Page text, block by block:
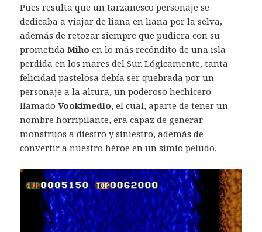
Pues resulta que un tarzanesco personaje se
dedicaba a viajar de liana en liana por la selva,
además de retozar siempre que pudiera con su
prometidaMiho en lo más recóndito de una isla
perdida en los mares del Sur. Lógicamente, tanta
felicidad pastelosa debía ser quebrada por un
personaje a la altura, un poderoso hechicero
llamadoVookimedlo, el cual, aparte de tener un
nombre horripilante, era capaz de generar
monstruos a diestro y siniestro, además de
convertir a nuestro héroe en un simio peludo.